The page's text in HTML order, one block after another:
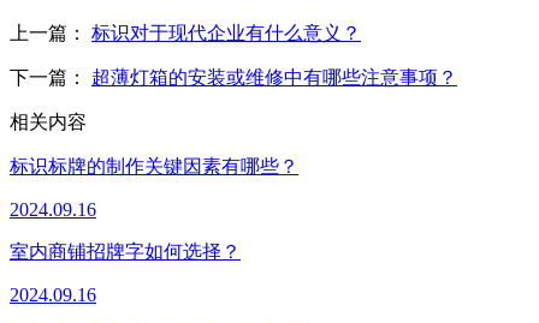
上一篇： 标识对于现代企业有什么意义？
下一篇： 超薄灯箱的安装或维修中有哪些注意事项？
相关内容
标识标牌的制作关键因素有哪些？
2024.09.16
室内商铺招牌字如何选择？
2024.09.16